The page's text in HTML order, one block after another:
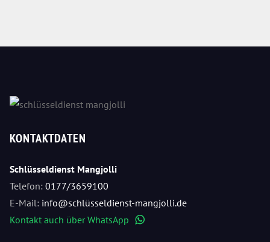
KONTAKTDATEN
Schlüsseldienst Mangjolli
Telefon: 0177/3659100
E-Mail: info@schlüsseldienst-mangjolli.de
Kontakt auch über WhatsApp